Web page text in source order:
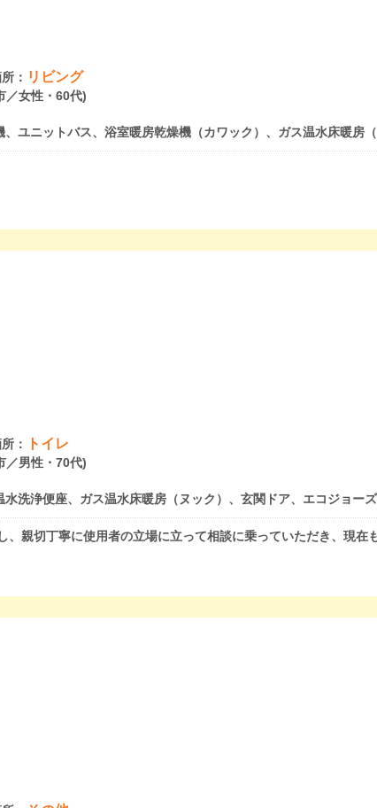
： リビング
／女性・60代)
ユニットバス、浴室暖房乾燥機（カワック）、ガス温水床暖房
： トイレ
／男性・70代)
洗浄便座、ガス温水床暖房（ヌック）、玄関ドア、エコジョーズ
親切丁寧に使用者の立場に立って相談に乗っていただき、現在